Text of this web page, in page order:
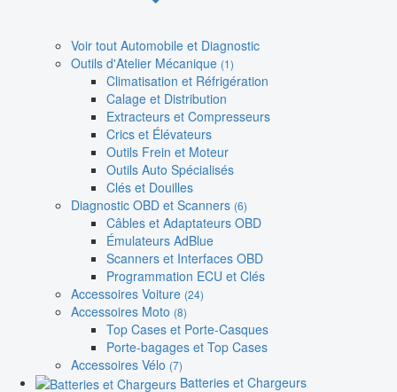
Voir tout Automobile et Diagnostic
Outils d'Atelier Mécanique (1)
Climatisation et Réfrigération
Calage et Distribution
Extracteurs et Compresseurs
Crics et Élévateurs
Outils Frein et Moteur
Outils Auto Spécialisés
Clés et Douilles
Diagnostic OBD et Scanners (6)
Câbles et Adaptateurs OBD
Émulateurs AdBlue
Scanners et Interfaces OBD
Programmation ECU et Clés
Accessoires Voiture (24)
Accessoires Moto (8)
Top Cases et Porte-Casques
Porte-bagages et Top Cases
Accessoires Vélo (7)
Batteries et Chargeurs